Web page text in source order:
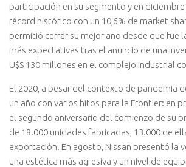
participación en su segmento y en
récord histórico con un 10,6% de market
permitió cerrar su mejor año desde que fue
más expectativas tras el anuncio de una
U$S 130 millones en el complejo industrial
El 2020, a pesar del contexto de pandemia
un año con varios hitos para la Frontier: en
el segundo aniversario del comienzo de su
de 18.000 unidades fabricadas, 13.000 de
exportación. En agosto, Nissan presentó la
una estética más agresiva y un nivel de